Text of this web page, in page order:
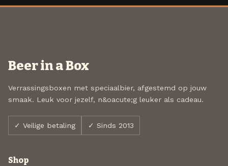
Beer in a Box
Verrassingsboxen met speciaalbier, afgestemd op jouw
smaak. Leuk voor jezelf, n&oacute;g leuker als cadeau.
✓ Veilige betaling ✓ Sinds 2013
Shop